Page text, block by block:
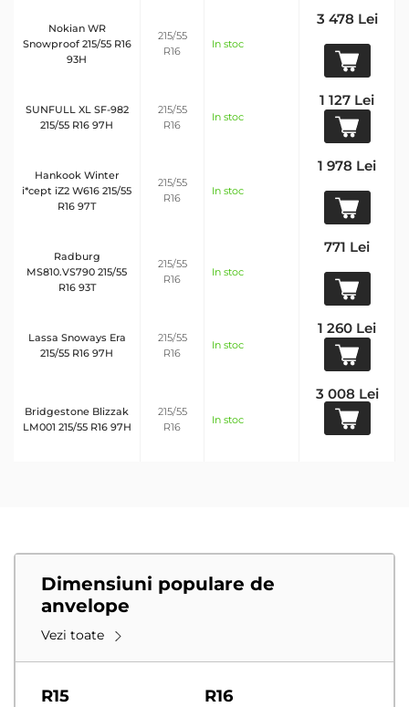
Nokian WR
Snowproof 215/55 R16
93H
215/55
R16
In stoc
3 478 Lei
SUNFULL XL SF-982
215/55 R16 97H
215/55
R16
In stoc
1 127 Lei
Hankook Winter
i*cept iZ2 W616 215/55
R16 97T
215/55
R16
In stoc
1 978 Lei
Radburg
MS810.VS790 215/55
R16 93T
215/55
R16
In stoc
771 Lei
Lassa Snoways Era
215/55 R16 97H
215/55
R16
In stoc
1 260 Lei
Bridgestone Blizzak
LM001 215/55 R16 97H
215/55
R16
In stoc
3 008 Lei
Dimensiuni populare de
anvelope
Vezi toate
R15 R16